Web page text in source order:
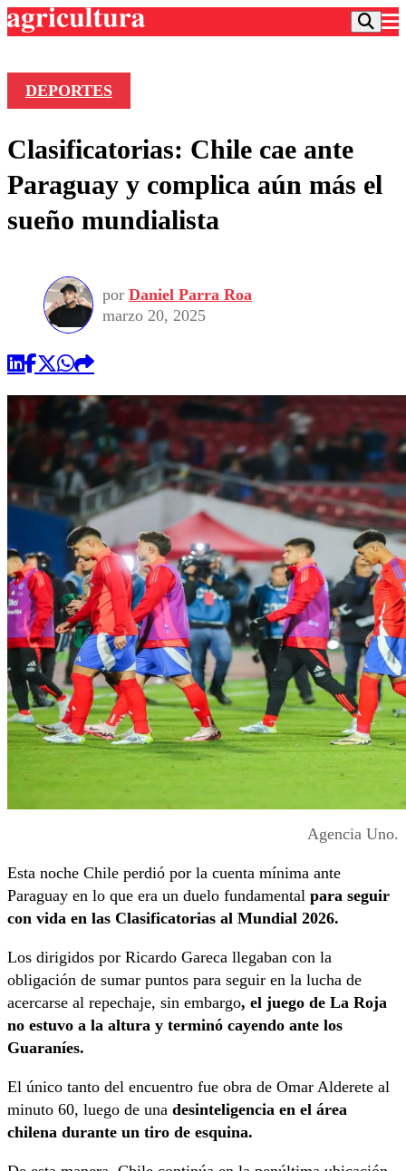
Frecuencias
Agricultura TV
Deportes
Colo Colo
Seleccion Chilena
Torneo Internacional
Universidad de Chile
Entretención
Economía
Internacional
Sustentabilidad
Publicaciones en medios
Opinión
DEPORTES
Clasificatorias: Chile cae ante
Paraguay y complica aún más el
sueño mundialista
por Daniel Parra Roa
marzo 20, 2025
Agencia Uno.
Esta noche Chile perdió por la cuenta mínima ante
Paraguay en lo que era un duelo fundamental para seguir
con vida en las Clasificatorias al Mundial 2026.
Los dirigidos por Ricardo Gareca llegaban con la
obligación de sumar puntos para seguir en la lucha de
acercarse al repechaje, sin embargo, el juego de La Roja
no estuvo a la altura y terminó cayendo ante los
Guaraníes.
El único tanto del encuentro fue obra de Omar Alderete al
minuto 60, luego de una desinteligencia en el área
chilena durante un tiro de esquina.